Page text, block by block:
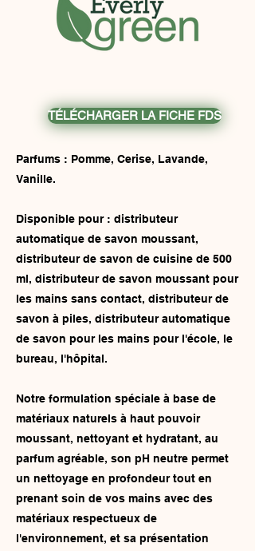
TÉLÉCHARGER LA FICHE FDS
Parfums : Pomme, Cerise, Lavande,
Vanille.
Disponible pour : distributeur
automatique de savon moussant,
distributeur de savon de cuisine de 500
ml, distributeur de savon moussant pour
les mains sans contact, distributeur de
savon à piles, distributeur automatique
de savon pour les mains pour l'école, le
bureau, l'hôpital.
Notre formulation spéciale à base de
matériaux naturels à haut pouvoir
moussant, nettoyant et hydratant, au
parfum agréable, son pH neutre permet
un nettoyage en profondeur tout en
prenant soin de vos mains avec des
matériaux respectueux de
l'environnement, et sa présentation